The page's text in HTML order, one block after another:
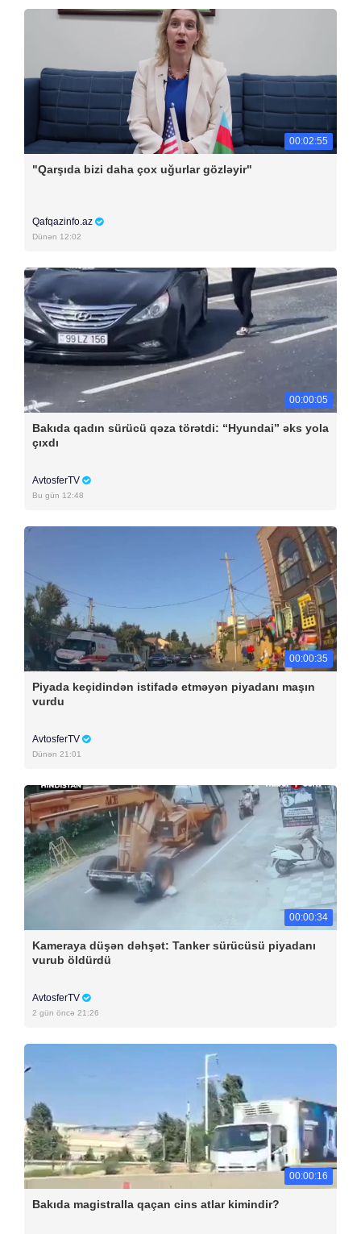
00:02:55
"Qarşıda bizi daha çox uğurlar gözləyir"
Qafqazinfo.az
Dünən 12:02
00:00:05
Bakıda qadın sürücü qəza törətdi: “Hyundai” əks yola
çıxdı
AvtosferTV
Bu gün 12:48
00:00:35
Piyada keçidindən istifadə etməyən piyadanı maşın
vurdu
AvtosferTV
Dünən 21:01
00:00:34
Kameraya düşən dəhşət: Tanker sürücüsü piyadanı
vurub öldürdü
AvtosferTV
2 gün öncə 21:26
00:00:16
Bakıda magistralla qaçan cins atlar kimindir?